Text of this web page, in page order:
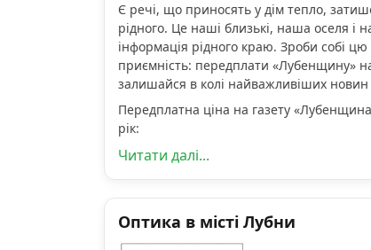
Є речі, що приносять у дім тепло,
рідного. Це наші близькі, наша оселя і
інформація рідного краю. Зроби собі
приємність: передплати «Лубенщину» на
залишайся в колі найважливіших
Передплатна ціна на газету
рік:
Читати далі...
Оптика в місті Лубни